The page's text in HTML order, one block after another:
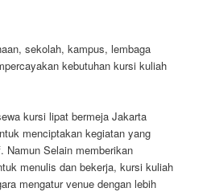
sekolah, kampus, lembaga
kebutuhan kursi kuliah
kursi lipat bermeja Jakarta
menciptakan kegiatan yang
Namun Selain memberikan
menulis dan bekerja, kursi kuliah
mengatur venue dengan lebih